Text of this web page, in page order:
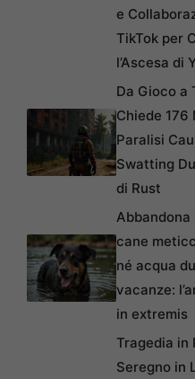
e
TikTok per
l’Ascesa di
Da Gioco a
Chiede 176
Paralisi
Swatting
di Rust
Abbandona
cane
né acqua
vacanze:
in extremis
Tragedia in
Seregno in